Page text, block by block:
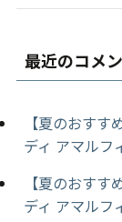
最近のコメ
【夏のおす
ディ アマルフ
【夏のおす
ディ アマルフ